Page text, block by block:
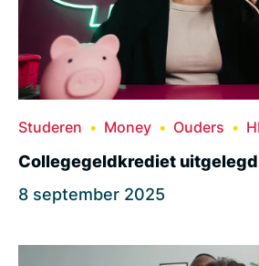
Studeren Money Ouders
Collegegeldkrediet
8 september 2025